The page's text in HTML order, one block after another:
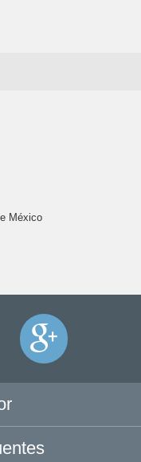
México